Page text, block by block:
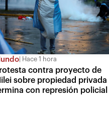
Hace 1 hora
contra proyecto de
sobre propiedad privada
con represión policial